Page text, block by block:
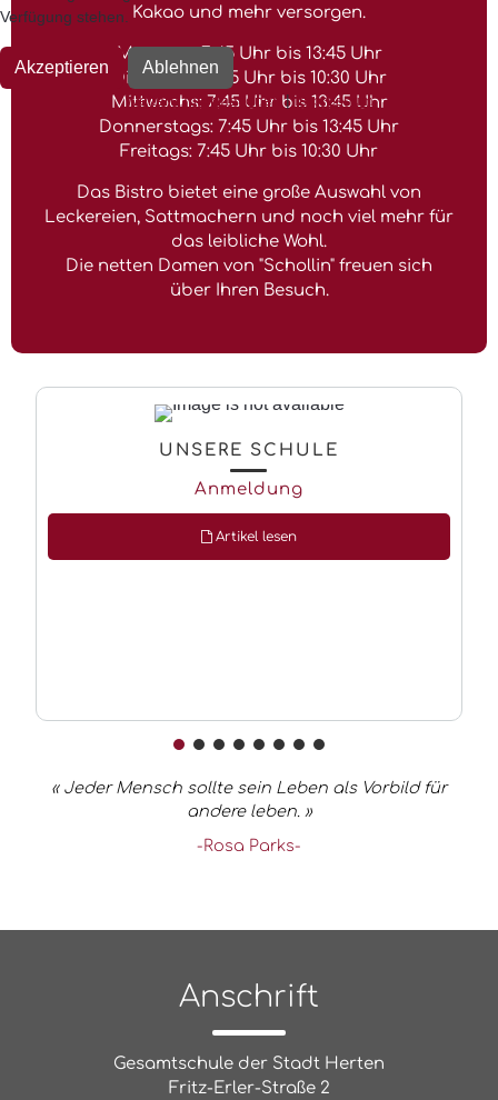
Kakao und mehr versorgen.
Montags: 7:45 Uhr bis 13:45 Uhr
Dienstags: 7:45 Uhr bis 10:30 Uhr
Mittwochs: 7:45 Uhr bis 13:45 Uhr
Donnerstags: 7:45 Uhr bis 13:45 Uhr
Freitags: 7:45 Uhr bis 10:30 Uhr
Das Bistro bietet eine große Auswahl von
Leckereien, Sattmachern und noch viel mehr für
das leibliche Wohl.
Die netten Damen von "Schollin" freuen sich
über Ihren Besuch.
UNSERE SCHULE
Anmeldung
Artikel lesen
« Jeder Mensch sollte sein Leben als Vorbild für
andere leben. »
-Rosa Parks-
Anschrift
Gesamtschule der Stadt Herten
Fritz-Erler-Straße 2
Verfügung stehen.
Akzeptieren Ablehnen
Weitere Informationen |Impressum